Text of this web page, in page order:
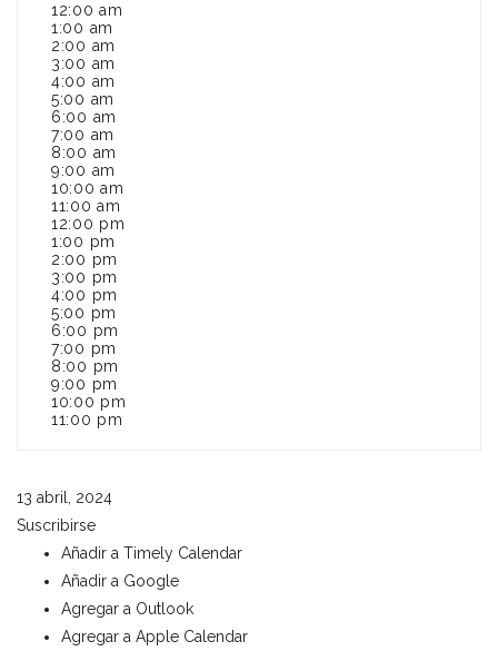
12:00 am
1:00 am
2:00 am
3:00 am
4:00 am
5:00 am
6:00 am
7:00 am
8:00 am
9:00 am
10:00 am
11:00 am
12:00 pm
1:00 pm
2:00 pm
3:00 pm
4:00 pm
5:00 pm
6:00 pm
7:00 pm
8:00 pm
9:00 pm
10:00 pm
11:00 pm
13 abril, 2024
Suscribirse
Añadir a Timely Calendar
Añadir a Google
Agregar a Outlook
Agregar a Apple Calendar